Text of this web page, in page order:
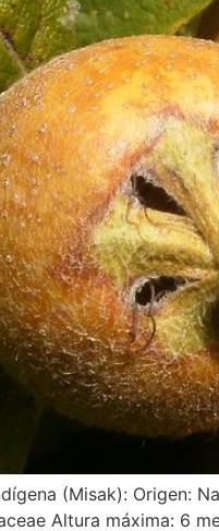
(Misak): Origen:
Altura máxima: 6